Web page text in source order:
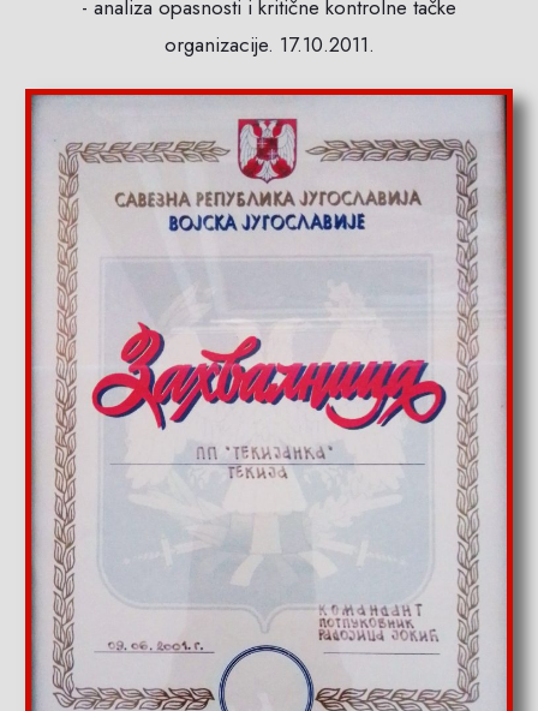
- analiza opasnosti i kritične kontrolne tačke
organizacije. 17.10.2011.